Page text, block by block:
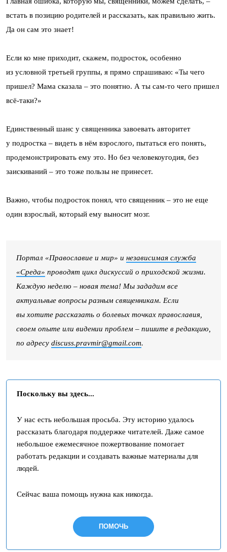
встать в позицию родителей и рассказать, как правильно жить.
Да он сам это знает!
Если ко мне приходит, скажем, подросток, особенно
из условной третьей группы, я прямо спрашиваю: «Ты чего
пришел? Мама сказала – это понятно. А ты сам-то чего пришел
всё-таки?»
Единственный шанс у священника завоевать авторитет
у подростка – видеть в нём взрослого, пытаться его понять,
продемонстрировать ему это. Но без человекоугодия, без
заискиваний – это тоже пользы не принесет.
Важно, чтобы подросток понял, что священник – это не еще
один взрослый, который ему выносит мозг.
Портал «Православие и мир» и независимая служба
«Среда» проводят цикл дискуссий о приходской жизни.
Каждую неделю – новая тема! Мы зададим все
актуальные вопросы разным священникам. Если
вы хотите рассказать о болевых точках православия,
своем опыте или видении проблем – пишите в редакцию,
по адресу discuss.pravmir@gmail.com.
Поскольку вы здесь...
У нас есть небольшая просьба. Эту историю удалось
рассказать благодаря поддержке читателей. Даже самое
небольшое ежемесячное пожертвование помогает
работать редакции и создавать важные материалы для
людей.
Сейчас ваша помощь нужна как никогда.
ПОМОЧЬ